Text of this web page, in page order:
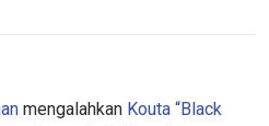
mengalahkan Kouta “Black